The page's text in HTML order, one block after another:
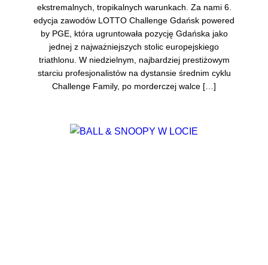
ekstremalnych, tropikalnych warunkach. Za nami 6.
edycja zawodów LOTTO Challenge Gdańsk powered
by PGE, która ugruntowała pozycję Gdańska jako
jednej z najważniejszych stolic europejskiego
triathlonu. W niedzielnym, najbardziej prestiżowym
starciu profesjonalistów na dystansie średnim cyklu
Challenge Family, po morderczej walce […]